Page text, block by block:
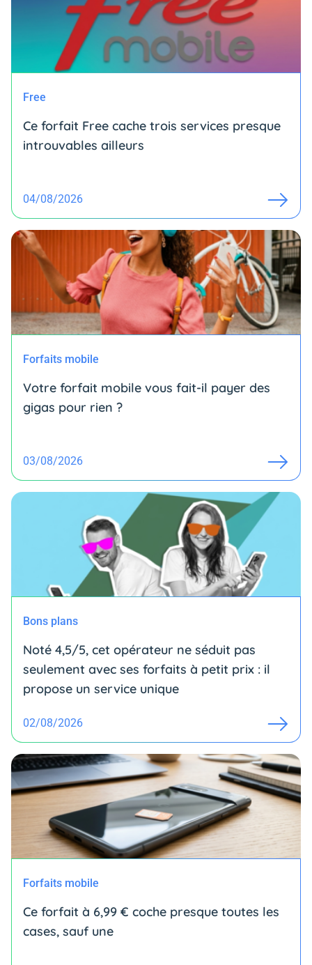
Free
Ce forfait Free cache trois services presque
introuvables ailleurs
04/08/2026
Forfaits mobile
Votre forfait mobile vous fait-il payer des
gigas pour rien ?
03/08/2026
Bons plans
Noté 4,5/5, cet opérateur ne séduit pas
seulement avec ses forfaits à petit prix : il
propose un service unique
02/08/2026
Forfaits mobile
Ce forfait à 6,99 € coche presque toutes les
cases, sauf une